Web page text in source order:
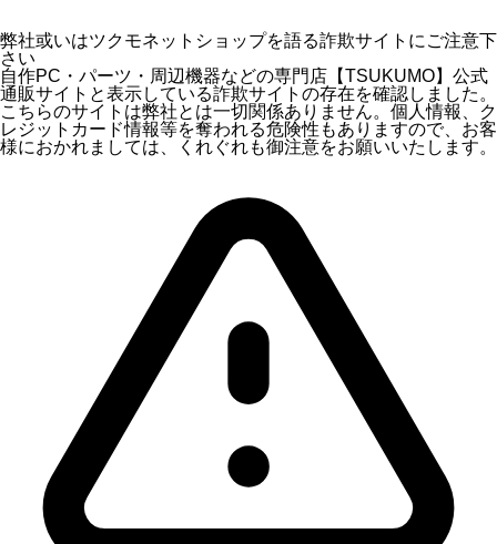
弊社或いはツクモネットショップを語る詐欺サイトにご注意下
さい
自作PC・パーツ・周辺機器などの専門店【TSUKUMO】公式
通販サイトと表示している詐欺サイトの存在を確認しました。
こちらのサイトは弊社とは一切関係ありません。個人情報、ク
レジットカード情報等を奪われる危険性もありますので、お客
様におかれましては、くれぐれも御注意をお願いいたします。